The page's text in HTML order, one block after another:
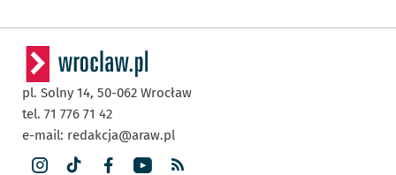
pl. Solny 14, 50-062 Wrocław
tel. 71 776 71 42
e-mail: redakcja@araw.pl